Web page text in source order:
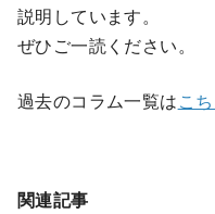
説明しています。
ぜひご一読ください。
過去のコラム一覧はこ
関連記事